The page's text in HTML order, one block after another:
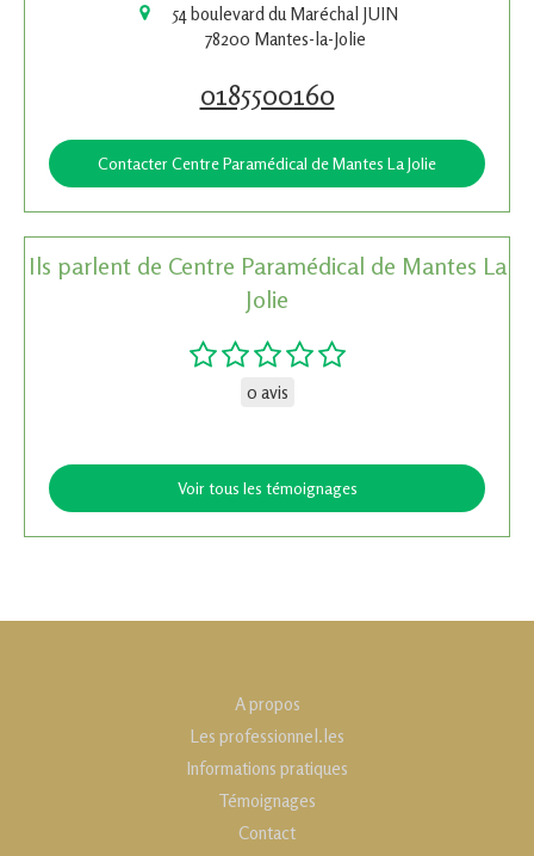
54 boulevard du Maréchal JUIN
78200 Mantes-la-Jolie
0185500160
Contacter Centre Paramédical de Mantes La Jolie
Ils parlent de Centre Paramédical de Mantes La
Jolie
0 avis
Voir tous les témoignages
A propos
Les professionnel.les
Informations pratiques
Témoignages
Contact